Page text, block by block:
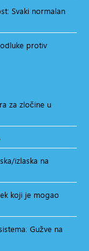
Svaki normalan
protiv
za zločine u
izlaska na
koji je mogao
Gužve na